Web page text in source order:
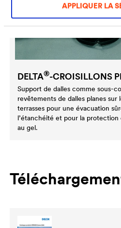
APPLIQUER LA
DELTA®-CROISILLONS
Support de dalles comme sous-
revêtements de dalles planes sur
terrasses pour une évacuation
l’étanchéité et pour la
au gel.